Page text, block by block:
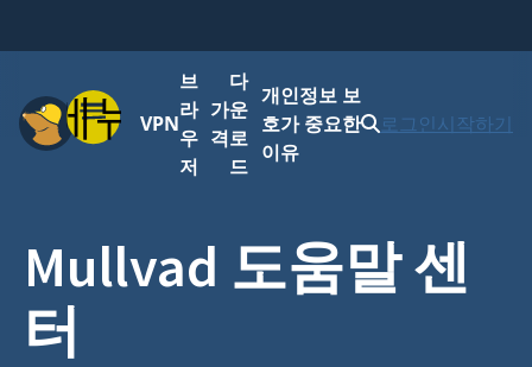
메뉴VPN
브
라
우
저
가
격
다
운
로
드
개인정보 보
호가 중요한
이유
로그인시작하기
Mullvad 도움말 센
터